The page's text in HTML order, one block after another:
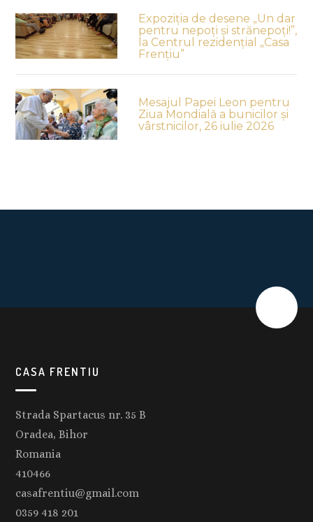
Expoziția de desene „Un dar
pentru nepoți și strănepoți!”,
la Centrul rezidențial „Casa
Frențiu”
Mesajul Papei Leon pentru
Ziua Mondială a bunicilor și
vârstnicilor, 26 iulie 2026
CASA FRENTIU
Strada Spartacus nr. 35 B
Oradea, Bihor
Romania
410466
casafrentiu@gmail.com
0359 418 201